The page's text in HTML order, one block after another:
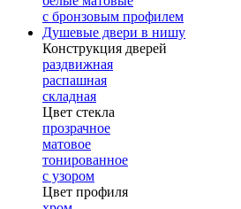
с бронзовым профилем
Душевые двери в нишу
Конструкция дверей
раздвижная
распашная
складная
Цвет стекла
прозрачное
матовое
тонированное
с узором
Цвет профиля